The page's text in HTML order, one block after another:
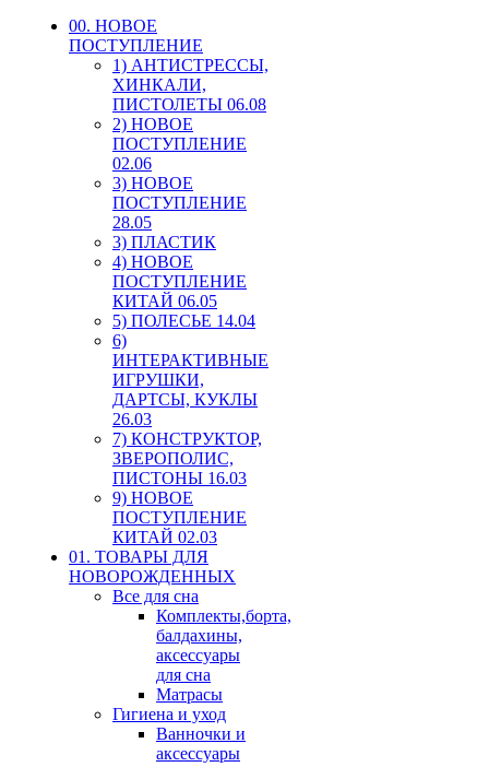
00. HОВОЕ
ПОСТУПЛЕНИЕ
1) АНТИСТРЕССЫ,
ХИНКАЛИ,
ПИСТОЛЕТЫ 06.08
2) НОВОЕ
ПОСТУПЛЕНИЕ
02.06
3) НОВОЕ
ПОСТУПЛЕНИЕ
28.05
3) ПЛАСТИК
4) НОВОЕ
ПОСТУПЛЕНИЕ
КИТАЙ 06.05
5) ПОЛЕСЬЕ 14.04
6)
ИНТЕРАКТИВНЫЕ
ИГРУШКИ,
ДАРТСЫ, КУКЛЫ
26.03
7) КОНСТРУКТОР,
ЗВЕРОПОЛИС,
ПИСТОНЫ 16.03
9) НОВОЕ
ПОСТУПЛЕНИЕ
КИТАЙ 02.03
01. ТОВАРЫ ДЛЯ
НОВОРОЖДЕННЫХ
Все для сна
Комплекты,борта,
балдахины,
аксессуары
для сна
Матрасы
Гигиена и уход
Ванночки и
аксессуары